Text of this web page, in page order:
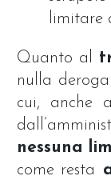
limitare
Quanto al
nulla
cui, anche
nessuna
come resta